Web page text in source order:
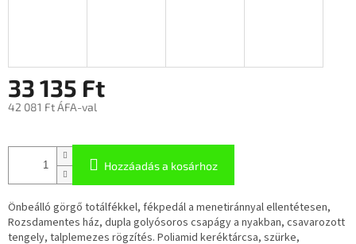
33 135 Ft
42 081 Ft ÁFA-val
Hozzáadás a kosárhoz
Önbeálló görgő totálfékkel, fékpedál a menetiránnyal ellentétesen,
Rozsdamentes ház, dupla golyósoros csapágy a nyakban, csavarozott
tengely, talplemezes rögzítés. Poliamid keréktárcsa, szürke,